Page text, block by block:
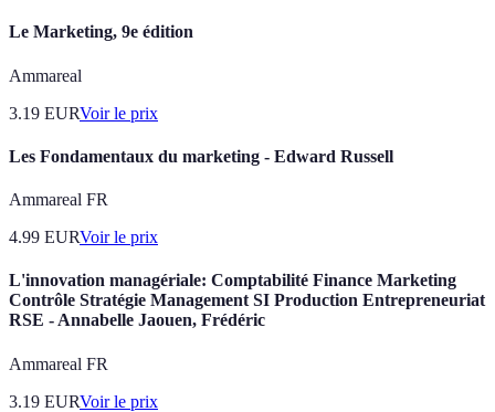
Le Marketing, 9e édition
Ammareal
3.19 EURVoir le prix
Les Fondamentaux du marketing - Edward Russell
Ammareal FR
4.99 EURVoir le prix
L'innovation managériale: Comptabilité Finance Marketing
Contrôle Stratégie Management SI Production Entrepreneuriat
RSE - Annabelle Jaouen, Frédéric
Ammareal FR
3.19 EURVoir le prix